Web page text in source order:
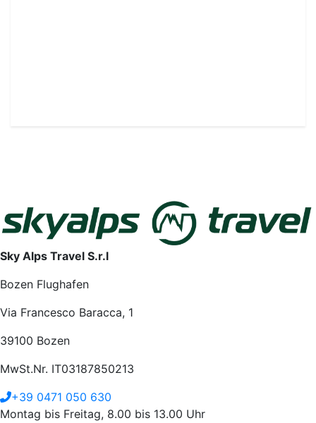
Sky Alps Travel S.r.l
Bozen Flughafen
Via Francesco Baracca, 1
39100 Bozen
MwSt.Nr. IT03187850213
+39 0471 050 630
Montag bis Freitag, 8.00 bis 13.00 Uhr